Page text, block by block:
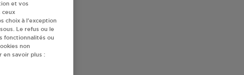
et vos
ceux
choix à l’exception
Le refus ou le
fonctionnalités ou
non
en savoir plus :